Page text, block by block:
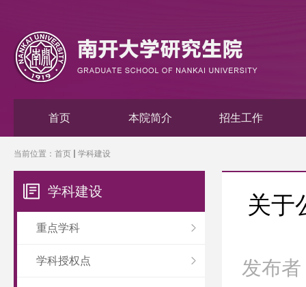
首页 本院简介 招生工作
当前位置： 首页 学科建设
学科建设
重点学科
学科授权点
关于
发布